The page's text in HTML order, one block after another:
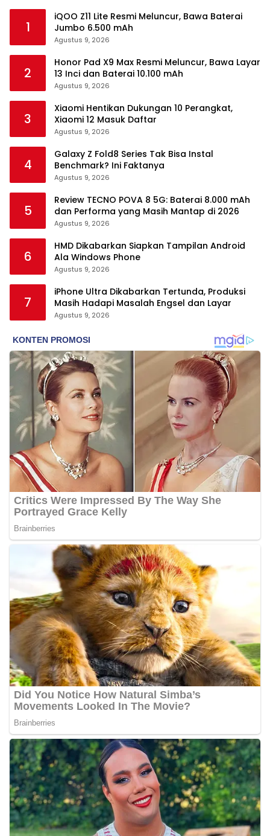
1
iQOO Z11 Lite Resmi Meluncur, Bawa Baterai
Jumbo 6.500 mAh
Agustus 9, 2026
2
Honor Pad X9 Max Resmi Meluncur, Bawa Layar
13 Inci dan Baterai 10.100 mAh
Agustus 9, 2026
3
Xiaomi Hentikan Dukungan 10 Perangkat,
Xiaomi 12 Masuk Daftar
Agustus 9, 2026
4
Galaxy Z Fold8 Series Tak Bisa Instal
Benchmark? Ini Faktanya
Agustus 9, 2026
5
Review TECNO POVA 8 5G: Baterai 8.000 mAh
dan Performa yang Masih Mantap di 2026
Agustus 9, 2026
6
HMD Dikabarkan Siapkan Tampilan Android
Ala Windows Phone
Agustus 9, 2026
7
iPhone Ultra Dikabarkan Tertunda, Produksi
Masih Hadapi Masalah Engsel dan Layar
Agustus 9, 2026